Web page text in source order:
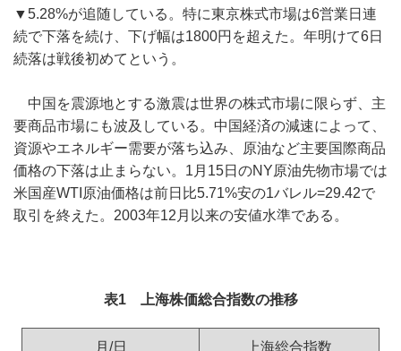
▼5.28%が追随している。特に東京株式市場は6営業日連
続で下落を続け、下げ幅は1800円を超えた。年明けて6日
続落は戦後初めてという。
中国を震源地とする激震は世界の株式市場に限らず、主
要商品市場にも波及している。中国経済の減速によって、
資源やエネルギー需要が落ち込み、原油など主要国際商品
価格の下落は止まらない。1月15日のNY原油先物市場では
米国産WTI原油価格は前日比5.71%安の1バレル=29.42で
取引を終えた。2003年12月以来の安値水準である。
表1 上海株価総合指数の推移
月/日 上海総合指数